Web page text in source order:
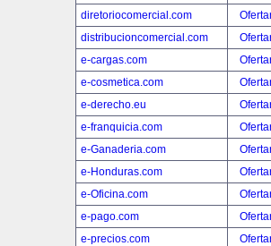
diretoriocomercial.com
distribucioncomercial.com
e-cargas.com
e-cosmetica.com
e-derecho.eu
e-franquicia.com
e-Ganaderia.com
e-Honduras.com
e-Oficina.com
e-pago.com
e-precios.com